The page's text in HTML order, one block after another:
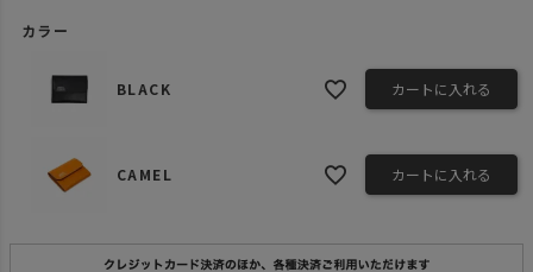
カラー
BLACK カートに入れる
CAMEL カートに入れる